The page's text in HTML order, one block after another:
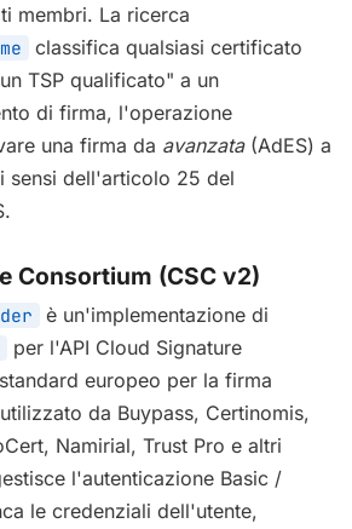
membri. La ricerca
classifica qualsiasi certificato
TSP qualificato" a un
di firma, l'operazione
una firma da avanzata(AdES) a
sensi dell'articolo 25 del
Consortium (CSC v2)
è un'implementazione di
per l'API Cloud Signature
europeo per la firma
da Buypass, Certinomis,
Namirial, Trust Pro e altri
l'autenticazione Basic /
le credenziali dell'utente,